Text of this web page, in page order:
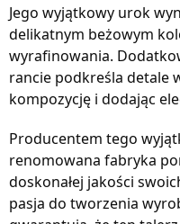
Jego wyjątkowy urok
delikatnym beżowym
wyrafinowania.
rancie podkreśla detale
kompozycję i dodając
Producentem tego
renomowana fabryka
doskonałej jakości
pasja do tworzenia